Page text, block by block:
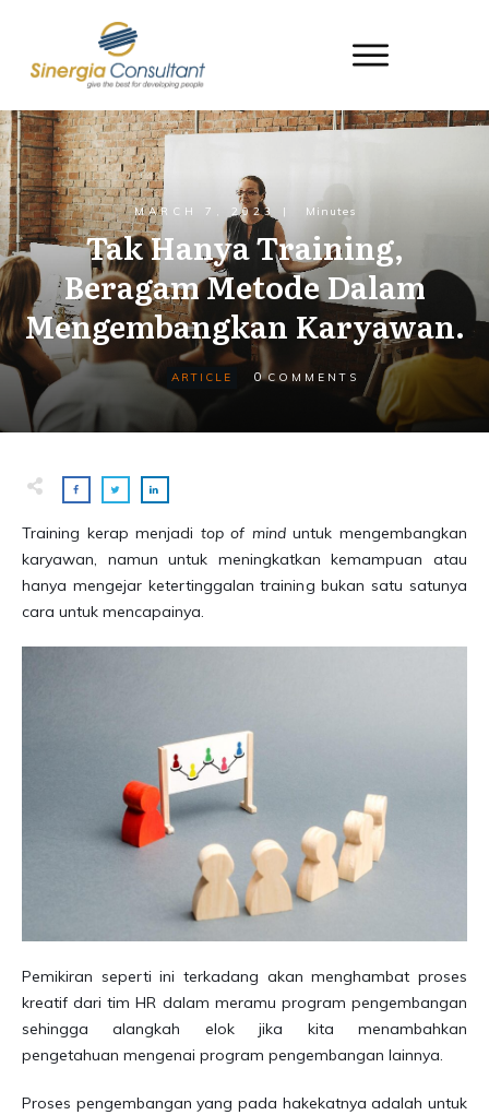
MARCH 7, 2023 | Minutes
Tak Hanya Training,
Beragam Metode Dalam
Mengembangkan Karyawan.
ARTICLE 0 COMMENTS
Training kerap menjadi top of minduntuk mengembangkan
karyawan, namun untuk meningkatkan kemampuan atau
hanya mengejar ketertinggalan training bukan satu satunya
cara untuk mencapainya.
Pemikiran seperti ini terkadang akan menghambat proses
kreatif dari tim HR dalam meramu program pengembangan
sehingga alangkah elok jika kita menambahkan
pengetahuan mengenai program pengembangan lainnya.
Proses pengembangan yang pada hakekatnya adalah untuk